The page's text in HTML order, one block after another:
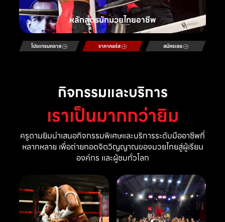
หลักสูตรนักมวยไทยอาชีพ
โปรแกรมคลาส ราคาคอร์ส สมัครเลย
กิจกรรมและบริการ
เราเป็นมากกว่ายิม
ครูดามยิมนำเสนอกิจกรรมพิเศษและบริการระดับมืออาชีพที่
หลากหลาย เพื่อถ่ายทอดจิตวิญญาณของมวยไทยสู่ผู้เรียน
องค์กร และผู้ชมทั่วโลก